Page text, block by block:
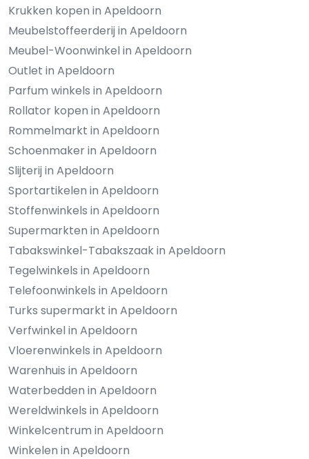
Krukken kopen in Apeldoorn
Meubelstoffeerderij in Apeldoorn
Meubel-Woonwinkel in Apeldoorn
Outlet in Apeldoorn
Parfum winkels in Apeldoorn
Rollator kopen in Apeldoorn
Rommelmarkt in Apeldoorn
Schoenmaker in Apeldoorn
Slijterij in Apeldoorn
Sportartikelen in Apeldoorn
Stoffenwinkels in Apeldoorn
Supermarkten in Apeldoorn
Tabakswinkel-Tabakszaak in Apeldoorn
Tegelwinkels in Apeldoorn
Telefoonwinkels in Apeldoorn
Turks supermarkt in Apeldoorn
Verfwinkel in Apeldoorn
Vloerenwinkels in Apeldoorn
Warenhuis in Apeldoorn
Waterbedden in Apeldoorn
Wereldwinkels in Apeldoorn
Winkelcentrum in Apeldoorn
Winkelen in Apeldoorn